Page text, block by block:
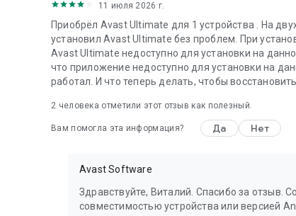
11 июля 2026 г.
Приобрёл Avast Ultimate для 1 устройства . На
установил Avast Ultimate без проблем. При
Avast Ultimate недоступно для установки на
что приложение недоступно для установки на
работал. И что теперь делать, чтобы
2 человека отметили этот отзыв как полезный.
Вам помогла эта информация? Да Нет
Avast Software
Здравствуйте, Виталий. Спасибо за отзыв.
совместимостью устройства или версией